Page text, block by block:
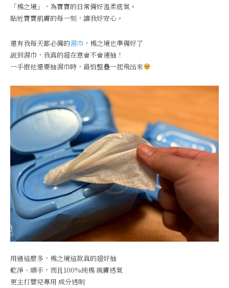
「棉之境」，為寶寶的日常備好溫柔底氣。
貼近寶寶肌膚的每一刻，讓我好安心。
還有我每天都必備的濕巾 ，棉之境也準備好了
說到濕巾，我真的超在意會不會連抽！
一手抱他還要抽濕巾時，最怕整疊一起飛出來
用過這麼多，棉之境這款真的超好抽
乾淨、順手，而且100%純棉 親膚透氣
更主打嬰兒專用 成分透明